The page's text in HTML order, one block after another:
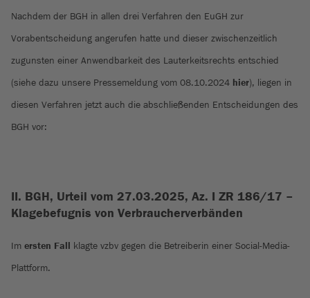
Nachdem der BGH in allen drei Verfahren den EuGH zur
Vorabentscheidung angerufen hatte und dieser zwischenzeitlich
zugunsten einer Anwendbarkeit des Lauterkeitsrechts entschied
(siehe dazu unsere Pressemeldung vom 08.10.2024 hier), liegen in
diesen Verfahren jetzt auch die abschließenden Entscheidungen des
BGH vor:
II. BGH, Urteil vom 27.03.2025, Az. I ZR 186/17 –
Klagebefugnis von Verbraucherverbänden
Im ersten Fall klagte vzbv gegen die Betreiberin einer Social-Media-
Plattform.